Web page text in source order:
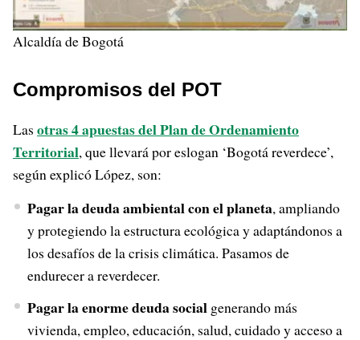
Alcaldía de Bogotá
Compromisos del POT
Las otras 4 apuestas del Plan de Ordenamiento
Territorial, que llevará por eslogan ‘Bogotá reverdece’,
según explicó López, son:
Pagar la deuda ambiental con el planeta, ampliando
y protegiendo la estructura ecológica y adaptándonos a
los desafíos de la crisis climática. Pasamos de
endurecer a reverdecer.
Pagar la enorme deuda social generando más
vivienda, empleo, educación, salud, cuidado y acceso a